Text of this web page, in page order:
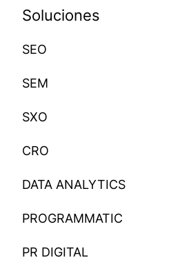
Soluciones
SEO
SEM
SXO
CRO
DATA ANALYTICS
PROGRAMMATIC
PR DIGITAL